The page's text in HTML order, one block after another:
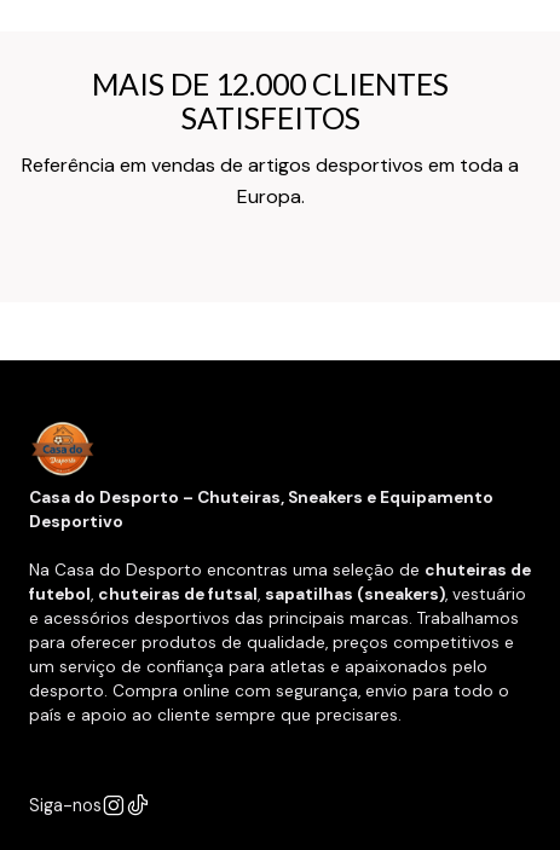
MAIS DE 12.000 CLIENTES
SATISFEITOS
Referência em vendas de artigos desportivos em toda a
Europa.
MAIS DE 12.000 CLIENTES
SATISFEITOS
Texto do Verso do Cartão de Informação
Casa do Desporto – Chuteiras, Sneakers e Equipamento
Desportivo
Na Casa do Desporto encontras uma seleção de chuteiras de
futebol, chuteiras de futsal, sapatilhas (sneakers), vestuário
e acessórios desportivos das principais marcas. Trabalhamos
para oferecer produtos de qualidade, preços competitivos e
um serviço de confiança para atletas e apaixonados pelo
desporto. Compra online com segurança, envio para todo o
país e apoio ao cliente sempre que precisares.
Siga-nos